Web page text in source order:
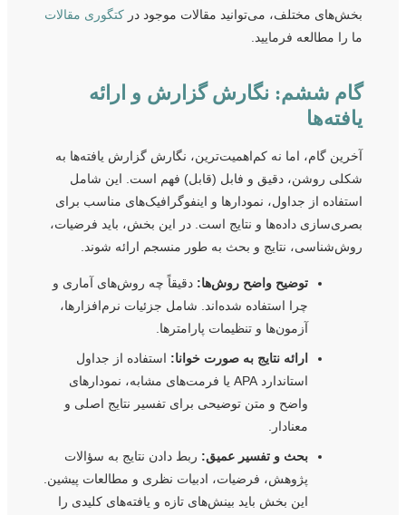
بخش‌های مختلف، می‌توانید مقالات موجود درکتگوری مقالات
ما را مطالعه فرمایید.
گام ششم: نگارش گزارش و ارائه
یافته‌ها
آخرین گام، اما نه کم‌اهمیت‌ترین، نگارش گزارش یافته‌ها به
شکلی روشن، دقیق و فابل (قابل) فهم است. این شامل
استفاده از جداول، نمودارها و اینفوگرافیک‌های مناسب برای
بصری‌سازی داده‌ها و نتایج است. در این بخش، باید فرضیات،
روش‌شناسی، نتایج و بحث به طور منسجم ارائه شوند.
توضیح واضح روش‌ها:دقیقاً چه روش‌های آماری و
چرا استفاده شده‌اند. شامل جزئیات نرم‌افزارها،
آزمون‌ها و تنظیمات پارامترها.
ارائه نتایج به صورت خوانا:استفاده از جداول
استاندارد APA یا فرمت‌های مشابه، نمودارهای
واضح و متن توضیحی برای تفسیر نتایج اصلی و
معنادار.
بحث و تفسیر عمیق:ربط دادن نتایج به سؤالات
پژوهش، فرضیات، ادبیات نظری و مطالعات پیشین.
این بخش باید بینش‌های تازه و یافته‌های کلیدی را